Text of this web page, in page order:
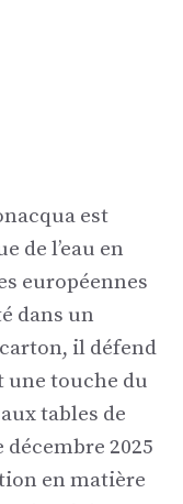
est
de l’eau en
européennes
dans un
il défend
touche du
tables de
décembre 2025
en matière